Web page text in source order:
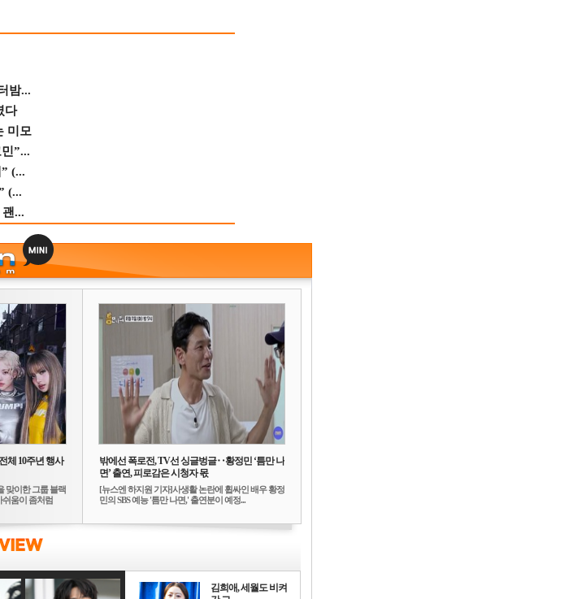
밤...
다
미모
”...
(...
(...
...
체 10주년 행사
맞이한 그룹 블랙
쉬움이 좀처럼
밖에선 폭로전, TV선 싱글벙글‥황정민 ‘틈만 나
면’ 출연, 피로감은 시청자 몫
[뉴스엔 하지원 기자]사생활 논란에 휩싸인 배우 황정
민의 SBS 예능 '틈만 나면,' 출연분이 예정...
김희애, 세월도 비켜